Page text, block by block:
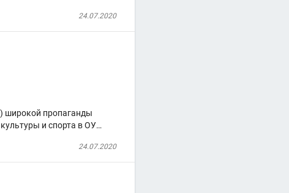
24.07.2020
широкой пропаганды
и спорта в ОУ…
24.07.2020